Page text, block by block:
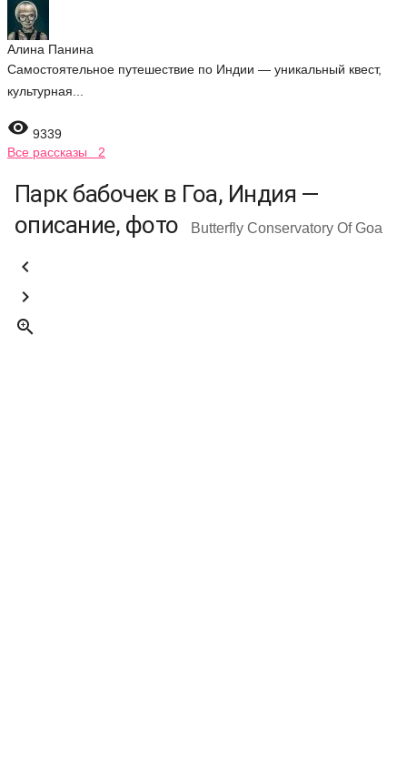
Алина Панина
Самостоятельное путешествие по Индии — уникальный квест,
культурная...
 9339
Все рассказы 2
Парк бабочек в Гоа, Индия —
описание, фото
Butterfly Conservatory Of Goa


